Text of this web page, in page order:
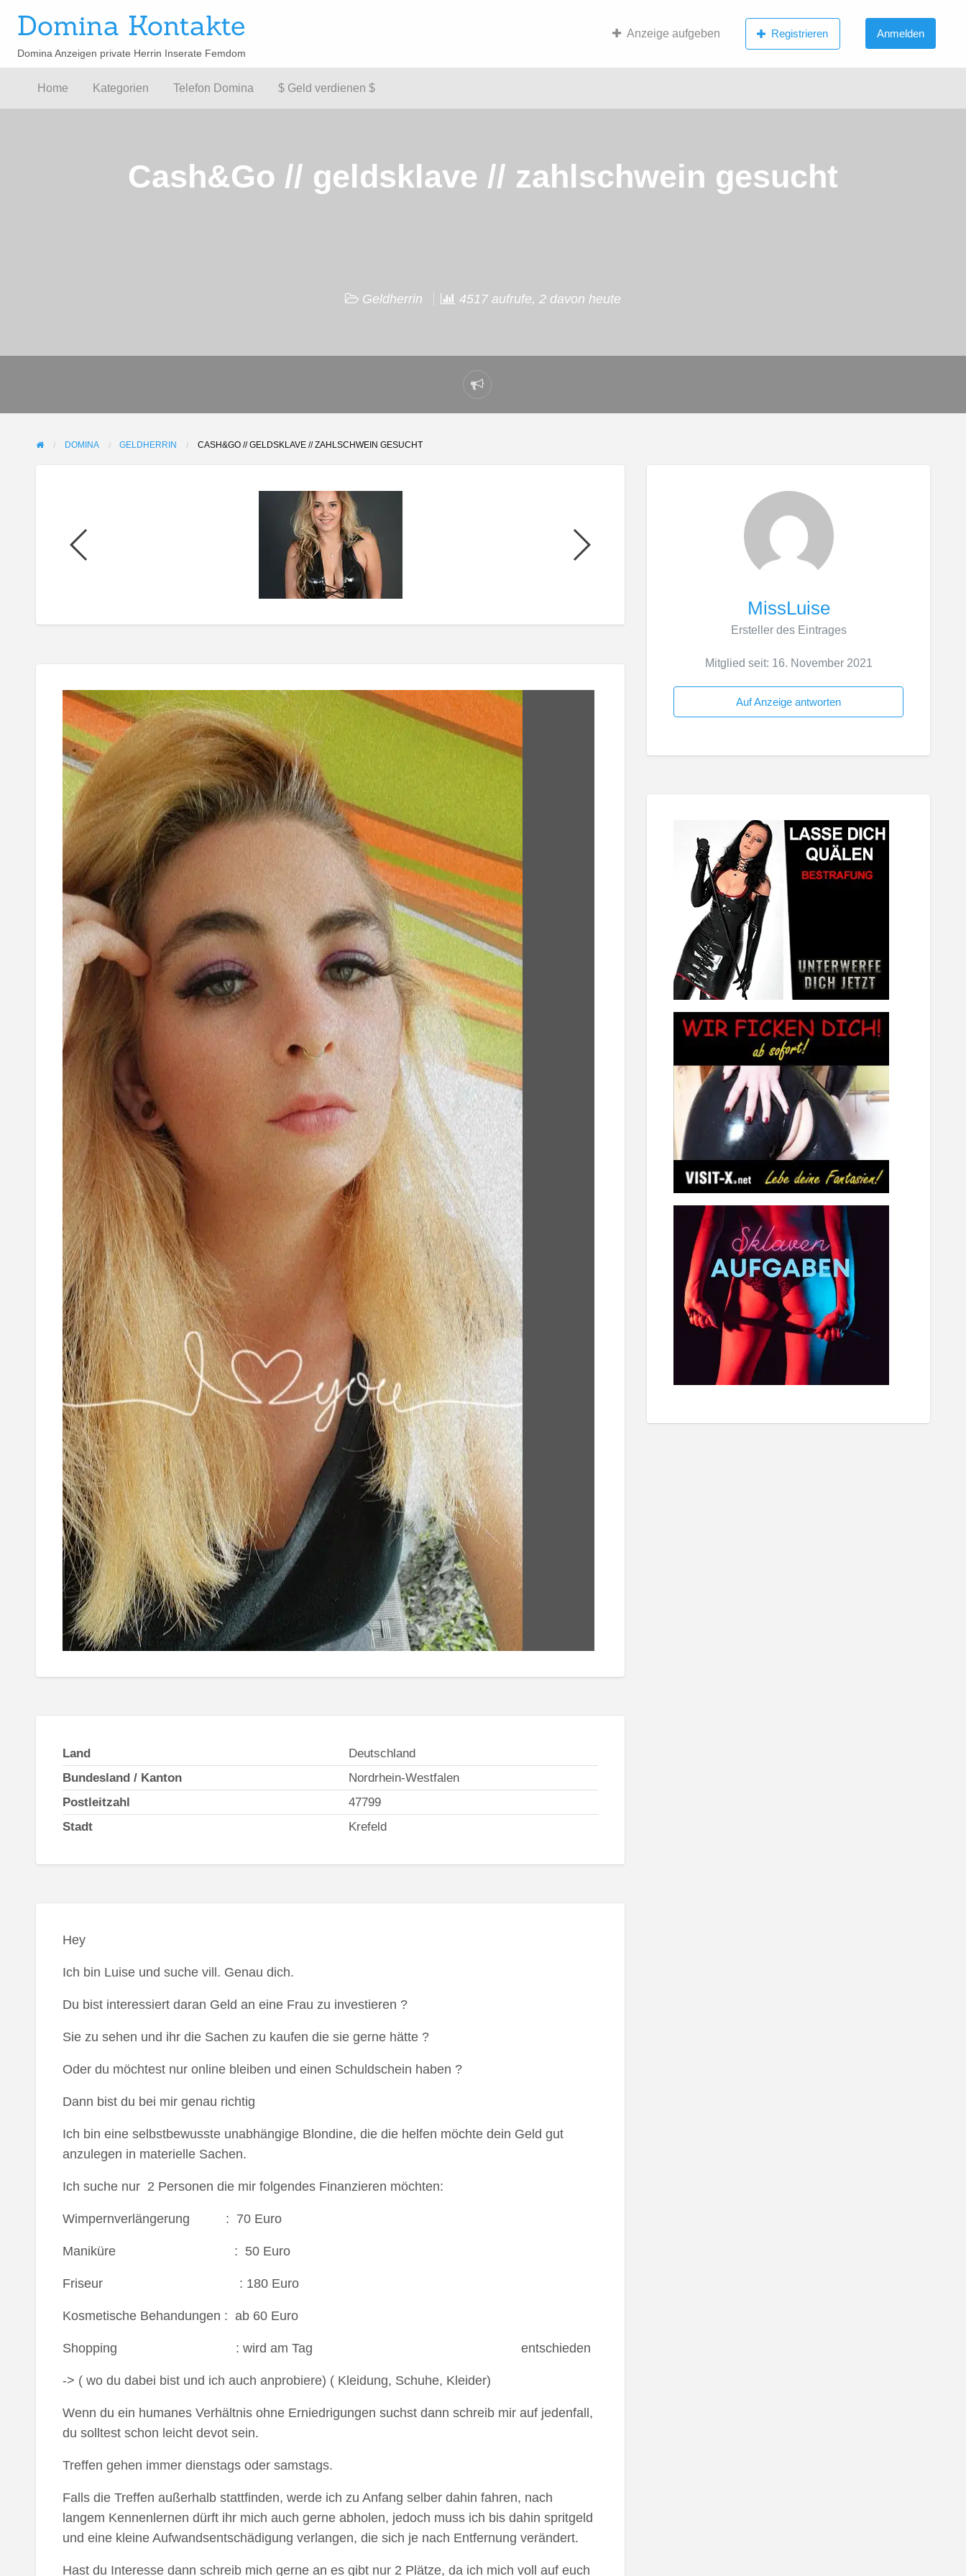
verdienen
Domina Kontakte
Domina Anzeigen private Herrin Inserate Femdom
Anzeige aufgeben Registrieren Anmelden
Home Kategorien Telefon Domina $ Geld verdienen $
Cash&Go // geldsklave // zahlschwein gesucht
Geldherrin 4517 aufrufe, 2 davon heute
Problem
melden
DOMINA GELDHERRIN CASH&GO // GELDSKLAVE // ZAHLSCHWEIN GESUCHT
Land
Deutschland
Bundesland / Kanton
Nordrhein-Westfalen
Postleitzahl
47799
Stadt
Krefeld
Hey
Ich bin Luise und suche vill. Genau dich.
Du bist interessiert daran Geld an eine Frau zu investieren ?
Sie zu sehen und ihr die Sachen zu kaufen die sie gerne hätte ?
Oder du möchtest nur online bleiben und einen Schuldschein haben ?
Dann bist du bei mir genau richtig
Ich bin eine selbstbewusste unabhängige Blondine, die die helfen möchte dein Geld gut
anzulegen in materielle Sachen.
Ich suche nur 2 Personen die mir folgendes Finanzieren möchten:
Wimpernverlängerung : 70 Euro
Maniküre : 50 Euro
Friseur : 180 Euro
Kosmetische Behandungen : ab 60 Euro
Shopping : wird am Tag entschieden
-> ( wo du dabei bist und ich auch anprobiere) ( Kleidung, Schuhe, Kleider)
Wenn du ein humanes Verhältnis ohne Erniedrigungen suchst dann schreib mir auf jedenfall,
du solltest schon leicht devot sein.
Treffen gehen immer dienstags oder samstags.
Falls die Treffen außerhalb stattfinden, werde ich zu Anfang selber dahin fahren, nach
langem Kennenlernen dürft ihr mich auch gerne abholen, jedoch muss ich bis dahin spritgeld
und eine kleine Aufwandsentschädigung verlangen, die sich je nach Entfernung verändert.
Hast du Interesse dann schreib mich gerne an es gibt nur 2 Plätze, da ich mich voll auf euch
MissLuise
Ersteller des Eintrages
Mitglied seit: 16. November 2021
Auf Anzeige antworten